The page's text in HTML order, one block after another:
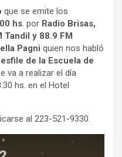
que se emite los
hs. por Radio Brisas,
Tandil y 88.9 FM
Pagni quien nos habló
de la Escuela de
va a realizar el día
hs. en el Hotel
al 223-521-9330.